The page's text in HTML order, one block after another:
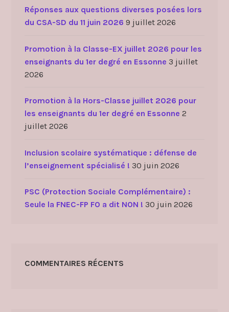
Réponses aux questions diverses posées lors
du CSA-SD du 11 juin 2026 9 juillet 2026
Promotion à la Classe-EX juillet 2026 pour les
enseignants du 1er degré en Essonne 3 juillet
2026
Promotion à la Hors-Classe juillet 2026 pour
les enseignants du 1er degré en Essonne 2
juillet 2026
Inclusion scolaire systématique : défense de
l’enseignement spécialisé ! 30 juin 2026
PSC (Protection Sociale Complémentaire) :
Seule la FNEC-FP FO a dit NON ! 30 juin 2026
COMMENTAIRES RÉCENTS